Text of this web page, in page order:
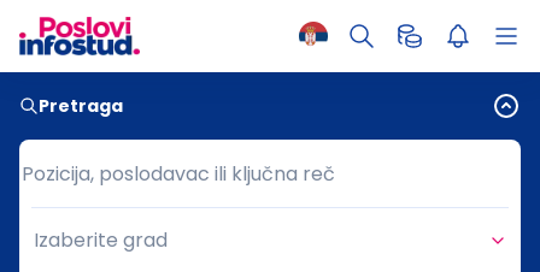
Pretraga
Pozicija, poslodavac ili ključna reč
Pozicija, poslodavac ili ključna reč
Grad
Izaberite grad